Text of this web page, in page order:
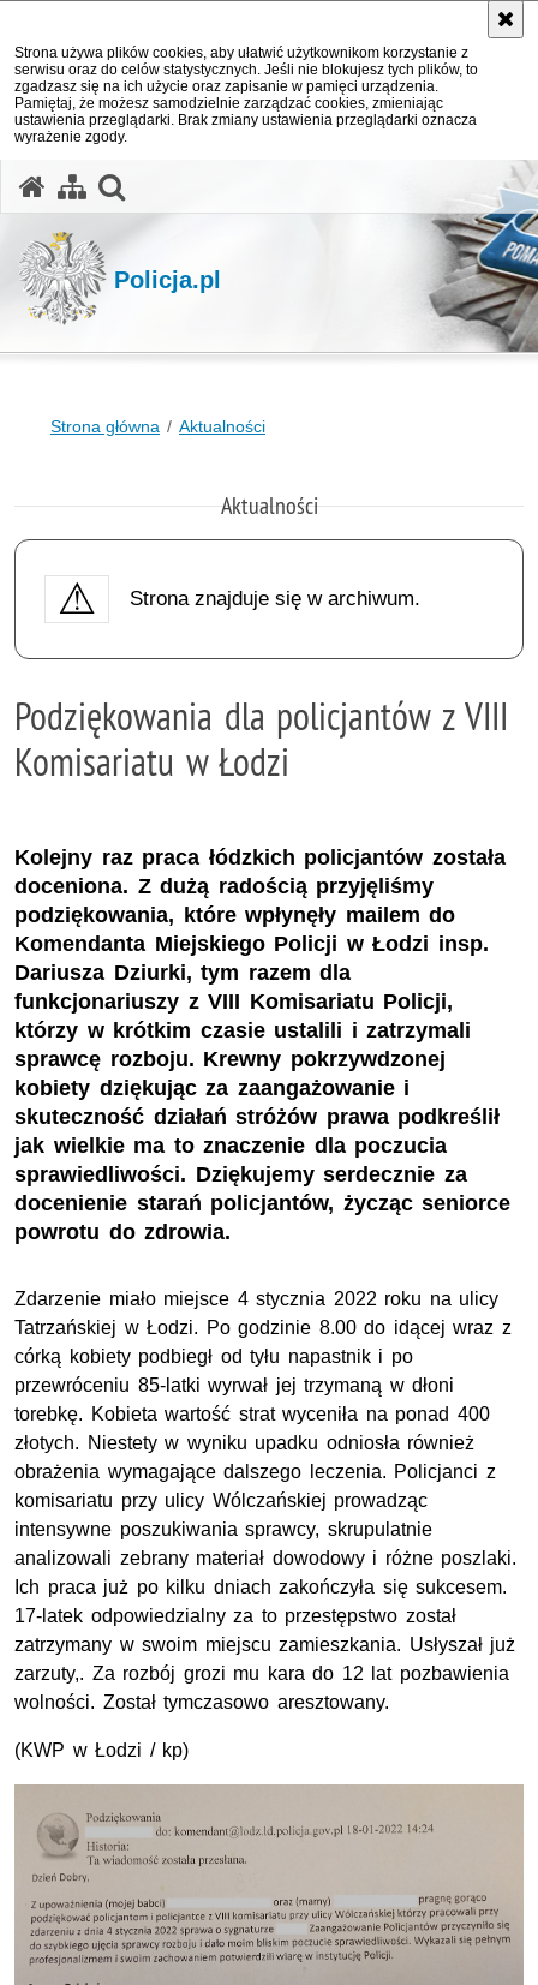
Strona używa plików cookies, aby ułatwić użytkownikom korzystanie z
serwisu oraz do celów statystycznych. Jeśli nie blokujesz tych plików, to
zgadzasz się na ich użycie oraz zapisanie w pamięci urządzenia.
Pamiętaj, że możesz samodzielnie zarządzać cookies, zmieniając
ustawienia przeglądarki. Brak zmiany ustawienia przeglądarki oznacza
wyrażenie zgody.
Policja.pl
Strona główna Aktualności
Aktualności
Strona znajduje się w archiwum.
Podziękowania dla policjantów z VIII
Komisariatu w Łodzi
Kolejny raz praca łódzkich policjantów została
doceniona. Z dużą radością przyjęliśmy
podziękowania, które wpłynęły mailem do
Komendanta Miejskiego Policji w Łodzi insp.
Dariusza Dziurki, tym razem dla
funkcjonariuszy z VIII Komisariatu Policji,
którzy w krótkim czasie ustalili i zatrzymali
sprawcę rozboju. Krewny pokrzywdzonej
kobiety dziękując za zaangażowanie i
skuteczność działań stróżów prawa podkreślił
jak wielkie ma to znaczenie dla poczucia
sprawiedliwości. Dziękujemy serdecznie za
docenienie starań policjantów, życząc seniorce
powrotu do zdrowia.
Zdarzenie miało miejsce 4 stycznia 2022 roku na ulicy
Tatrzańskiej w Łodzi. Po godzinie 8.00 do idącej wraz z
córką kobiety podbiegł od tyłu napastnik i po
przewróceniu 85-latki wyrwał jej trzymaną w dłoni
torebkę. Kobieta wartość strat wyceniła na ponad 400
złotych. Niestety w wyniku upadku odniosła również
obrażenia wymagające dalszego leczenia. Policjanci z
komisariatu przy ulicy Wólczańskiej prowadząc
intensywne poszukiwania sprawcy, skrupulatnie
analizowali zebrany materiał dowodowy i różne poszlaki.
Ich praca już po kilku dniach zakończyła się sukcesem.
17-latek odpowiedzialny za to przestępstwo został
zatrzymany w swoim miejscu zamieszkania. Usłyszał już
zarzuty,. Za rozbój grozi mu kara do 12 lat pozbawienia
wolności. Został tymczasowo aresztowany.
(KWP w Łodzi / kp)